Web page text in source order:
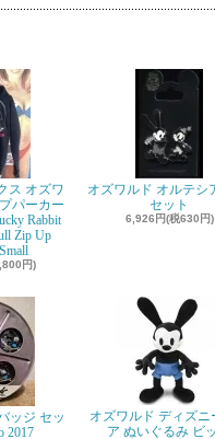
ス オズワ
パーカー
Rabbit
Zip Up
円)
オズワルド オルテシ
セット
6,926円(税630円)
ッジ セッ
2017
オズワルド ディズニ
ア ぬいぐるみ ビ